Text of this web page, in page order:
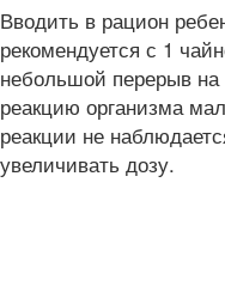
Вводить в рацион
рекомендуется с 1
небольшой перерыв
реакцию организма
реакции не
увеличивать дозу.